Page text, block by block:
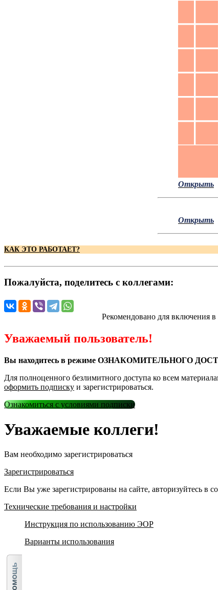
Открыть
Открыть
КАК ЭТО РАБОТАЕТ?
Пожалуйста, поделитесь с коллегами:
Рекомендовано для включения
Уважаемый пользователь!
Вы находитесь в режиме ОЗНАКОМИТЕЛЬНОГО
Для полноценного безлимитного доступа ко всем
оформить подписку и зарегистрироваться.
Ознакомиться с условиями подписки
Уважаемые коллеги!
Вам необходимо зарегистрироваться
Зарегистрироваться
Если Вы уже зарегистрированы на сайте, авторизуйтесь в
Технические требования и настройки
Инструкция по использованию ЭОР
Варианты использования